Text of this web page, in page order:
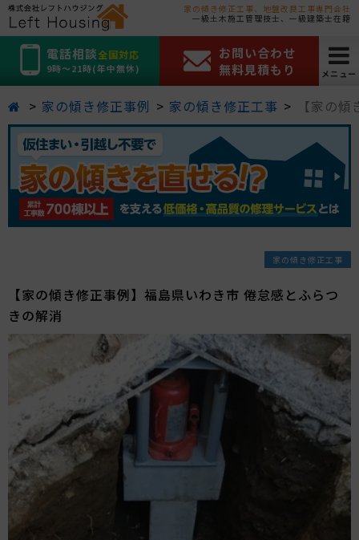
家の傾き修正工事、地盤改良工事専門会社
一級土木施工管理技士、一級建築士在籍
電話相談全国対応
9時～21時(年中無休)
お問い合わせ
無料見積もり
メニュー
家の傾き修正事例 家の傾き修正工事 【家の
家の傾き修正工事
【家の傾き修正事例】福島県いわき市 倦怠感とふらつ
きの解消